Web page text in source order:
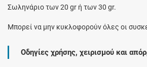
Σωληνάριο των 20 gr ή των 30 gr.
Μπορεί να μην κυκλοφορούν όλες οι
Οδηγίες χρήσης, χειρισμού και